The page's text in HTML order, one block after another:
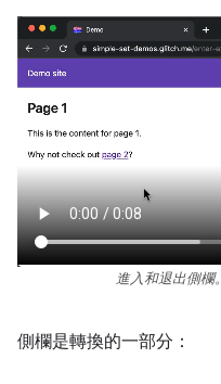
進入和退出側欄。
側欄是轉換的一部分：